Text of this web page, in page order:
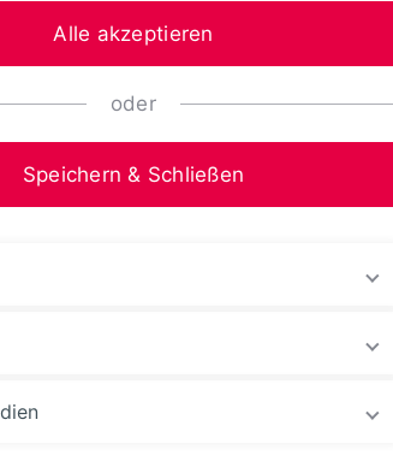
Alle akzeptieren
oder
Speichern & Schließen